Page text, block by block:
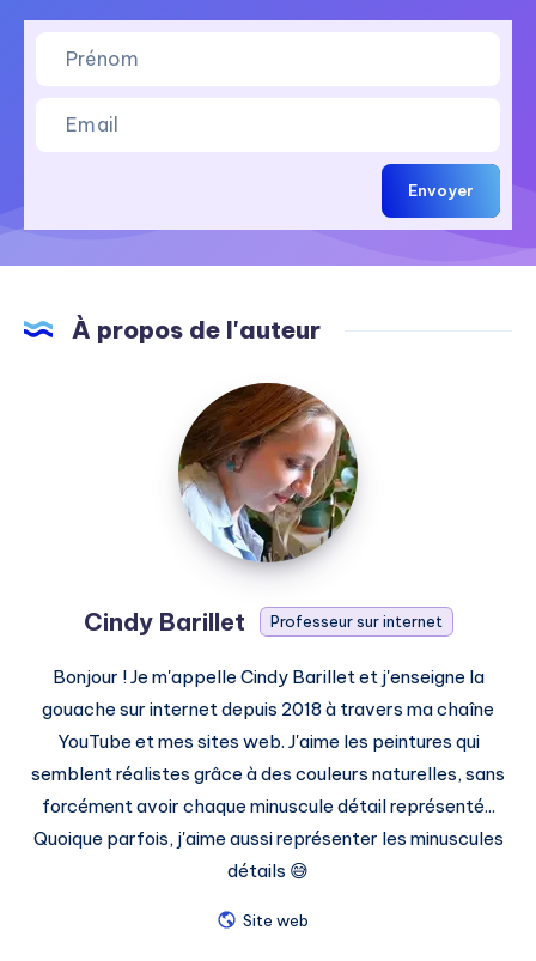
Envoyer
À propos de l'auteur
Cindy
Barillet
Cindy Barillet Professeur sur internet
Bonjour ! Je m'appelle Cindy Barillet et j'enseigne la
gouache sur internet depuis 2018 à travers ma chaîne
YouTube et mes sites web. J'aime les peintures qui
semblent réalistes grâce à des couleurs naturelles, sans
forcément avoir chaque minuscule détail représenté...
Quoique parfois, j'aime aussi représenter les minuscules
détails 😅
Site web